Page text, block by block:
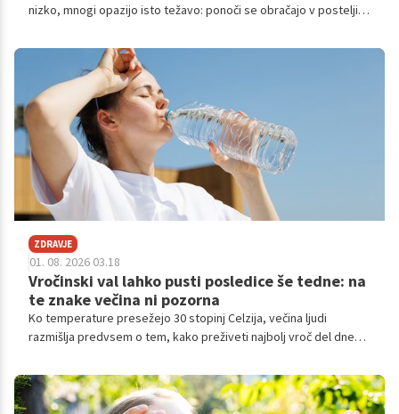
nizko, mnogi opazijo isto težavo: ponoči se obračajo v postelji,
običajno.
ZDRAVJE
01. 08. 2026 03.18
Vročinski val lahko pusti posledice še tedne: na
te znake večina ni pozorna
Ko temperature presežejo 30 stopinj Celzija, večina ljudi
razmišlja predvsem o tem, kako preživeti najbolj vroč del dneva.
mimo. Strokovnjaki opozarjajo, da to ne drži.